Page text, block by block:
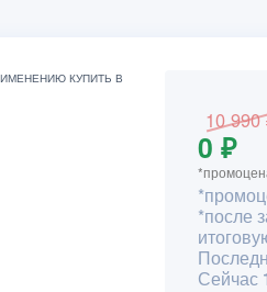
10 990
0 ₽
*после
Сейчас